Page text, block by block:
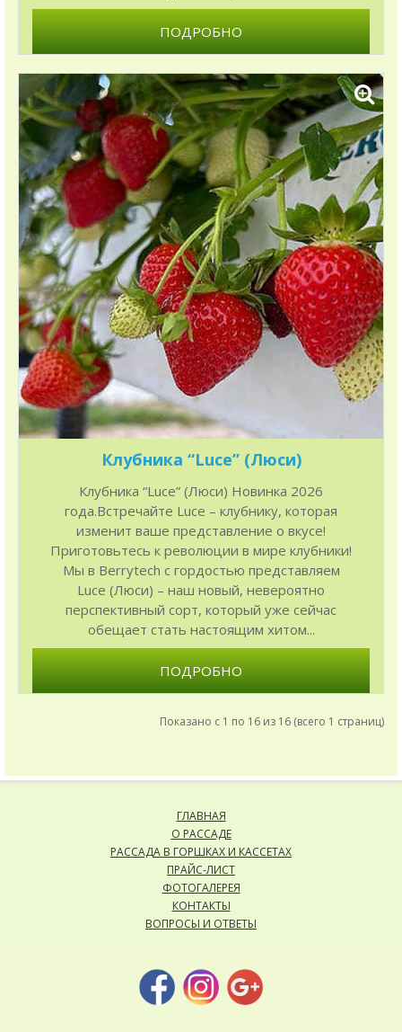
ПОДРОБНО
Клубника “Luce” (Люси)
Клубника “Luce” (Люси) Новинка 2026
года.Встречайте Luce – клубнику, которая
изменит ваше представление о вкусе!
Приготовьтесь к революции в мире клубники!
Мы в Berrytech с гордостью представляем
Luce (Люси) – наш новый, невероятно
перспективный сорт, который уже сейчас
обещает стать настоящим хитом...
ПОДРОБНО
Показано с 1 по 16 из 16 (всего 1 страниц)
ГЛАВНАЯ
О РАССАДЕ
РАССАДА В ГОРШКАХ И КАССЕТАХ
ПРАЙС-ЛИСТ
ФОТОГАЛЕРЕЯ
КОНТАКТЫ
ВОПРОСЫ И ОТВЕТЫ